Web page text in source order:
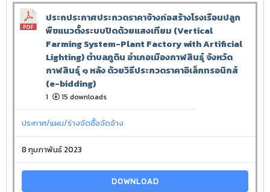
ประกประกาศประกวดราคาจ้างก่อสร้างโรงเรือนปลูก
พืชแนวตั้งระบบปิดด้วยแสงเทียม (Vertical
Farming System-Plant Factory with Artificial
Lighting) ตำบลภูดิน อำเภอเมืองกาฬสินธุ์ จังหวัด
กาฬสินธุ์ ๑ หลัง ด้วยวิธีประกวดราคาอิเล็กทรอนิกส์
(e-bidding)
1 15 downloads
ประกาศ/แผน/ร่างจัดซื้อจัดจ้าง
8 กุมภาพันธ์ 2023
DOWNLOAD